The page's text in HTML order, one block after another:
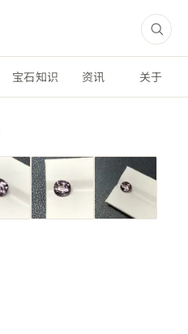
宝石知识 资讯 关于